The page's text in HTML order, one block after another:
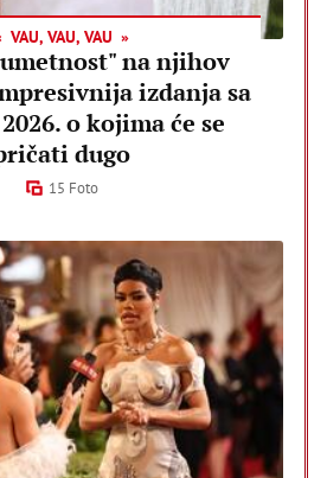
VAU, VAU, VAU
na njihov
izdanja sa
o kojima će se
dugo
15 Foto